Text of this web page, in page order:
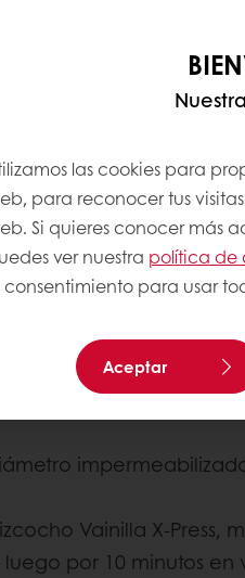
Vainilla X-Press,
por 10 minutos en
las cookies para
para reconocer tus
Si quieres conocer más
ver nuestra política de
consentimiento para usar
Aceptar